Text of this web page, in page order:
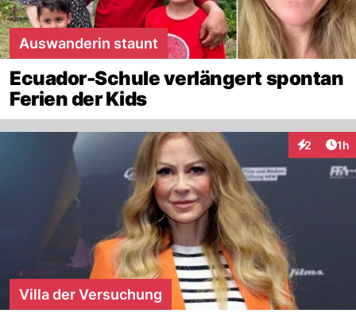
Auswanderin staunt
Ecuador-Schule verlängert spontan
Ferien der Kids
2 1h
Villa der Versuchung